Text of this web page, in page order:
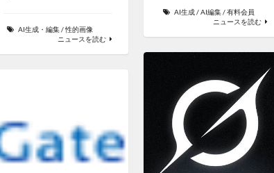
AI生成・編集/性的画像
ニュースを読む
AI生成/AI編集/有料会員
ニュースを読む